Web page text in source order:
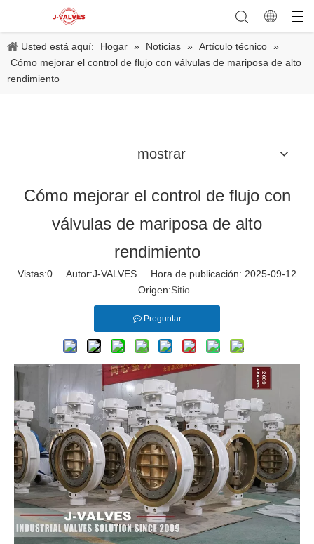
Usted está aquí: Hogar » Noticias » Artículo técnico »
Cómo mejorar el control de flujo con válvulas de mariposa de alto
rendimiento
mostrar
Cómo mejorar el control de flujo con
válvulas de mariposa de alto
rendimiento
Vistas:0 Autor:J-VALVES Hora de publicación: 2025-09-12
Origen:Sitio
Preguntar